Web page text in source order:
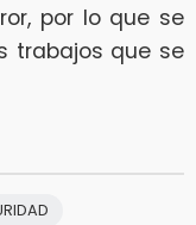
por lo que se
trabajos que se